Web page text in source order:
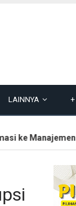
LAINNYA +
ke Manajemen